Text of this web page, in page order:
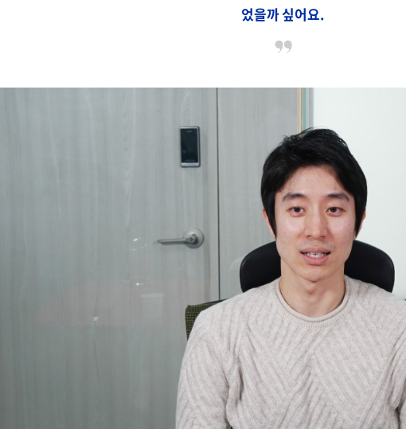
었을까 싶어요.